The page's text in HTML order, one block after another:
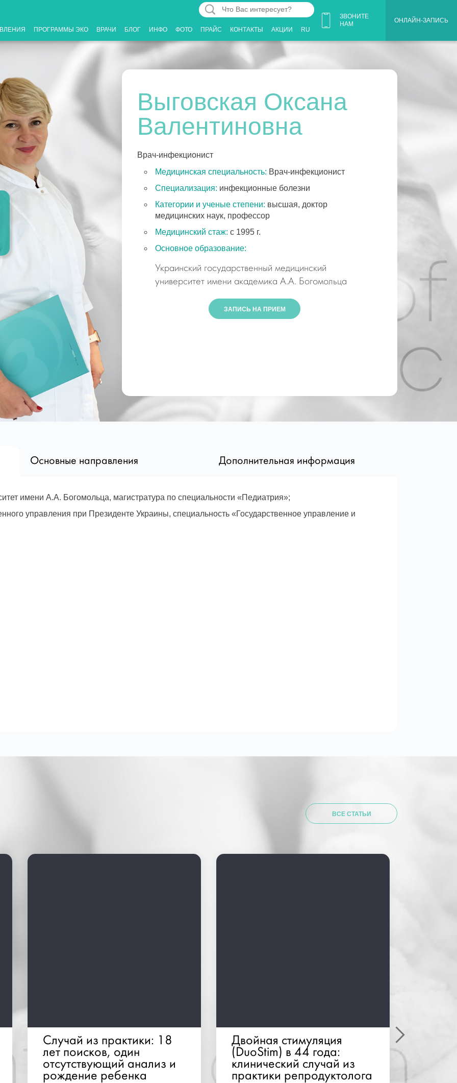
ПРОГРАММЫ ЭКО ВРАЧИ БЛОГ ИНФО ФОТО ПРАЙС КОНТАКТЫ АКЦИИ RU
Что
Вас
интересует?
ЗВОНИТЕ
НАМ
ОНЛАЙН-ЗАПИСЬ
Выговская Оксана
Валентиновна
Врач-инфекционист
Медицинская специальность: Врач-инфекционист
Специализация: инфекционные болезни
Категории и ученые степени: выcшая, доктор
медицинских наук, профессор
Медицинский стаж: с 1995 г.
Основное образование:
Украинский государственный медицинский
университет имени академика А.А. Богомольца
ЗАПИСЬ НА ПРИЕМ
Основные направления Дополнительная информация
имени А.А. Богомольца, магистратура по специальности «Педиатрия»;
управления при Президенте Украины, специальность «Государственное управление и
ВСЕ СТАТЬИ
Случай из практики: 18
лет поисков, один
отсутствующий анализ и
рождение ребенка
Двойная стимуляция
(DuoStim) в 44 года:
клинический случай из
практики репродуктолога